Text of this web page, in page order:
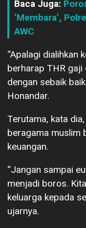
Baca Juga:
‘Membara’,
AWC
“Apalagi dialihkan
berharap THR
dengan sebaik
Honandar.
Terutama, kata
beragama muslim
keuangan.
“Jangan sampai
menjadi boros.
keluarga kepada
ujarnya.